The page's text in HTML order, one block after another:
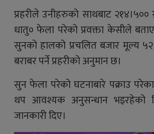
प्रहरीले उनीहरुको साथबाट २१४।५००
धातु० फेला परेको प्रवक्ता केसीले
सुनको हालको प्रचलित बजार मूल्य
बराबर पर्ने प्रहरीको अनुमान छ।
सुन फेला परेको घटनाबारे पक्राउ
थप आवश्यक अनुसन्धान भइरहेको
जानकारी दिए।